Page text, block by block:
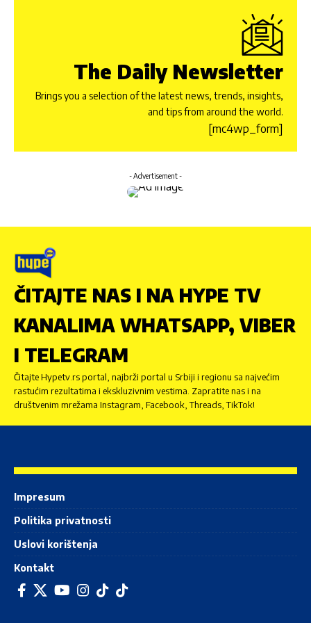
The Daily Newsletter
Brings you a selection of the latest news, trends, insights,
and tips from around the world.
[mc4wp_form]
- Advertisement -
ČITAJTE NAS I NA HYPE TV
KANALIMA WHATSAPP, VIBER
I TELEGRAM
Čitajte Hypetv.rs portal, najbrži portal u Srbiji i regionu sa najvećim
rastućim rezultatima i ekskluzivnim vestima. Zapratite nas i na
društvenim mrežama Instagram, Facebook, Threads, TikTok!
Impresum
Politika privatnosti
Uslovi korištenja
Kontakt